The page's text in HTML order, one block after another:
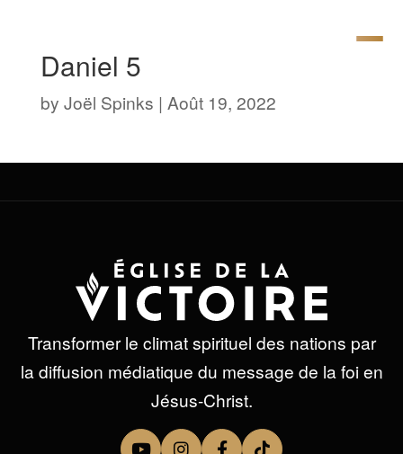
Daniel 5
by Joël Spinks | Août 19, 2022
Transformer le climat spirituel des nations par
la diffusion médiatique du message de la foi en
Jésus-Christ.